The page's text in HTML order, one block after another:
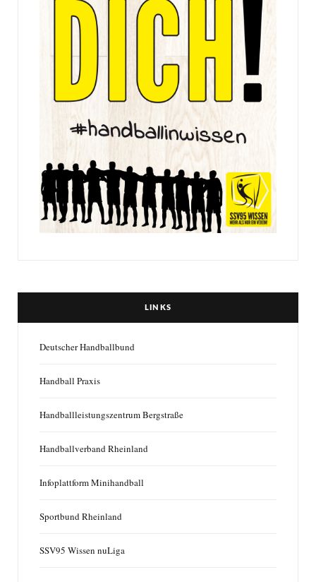
LINKS
Deutscher Handballbund
Handball Praxis
Handballleistungszentrum Bergstraße
Handballverband Rheinland
Infoplattform Minihandball
Sportbund Rheinland
SSV95 Wissen nuLiga